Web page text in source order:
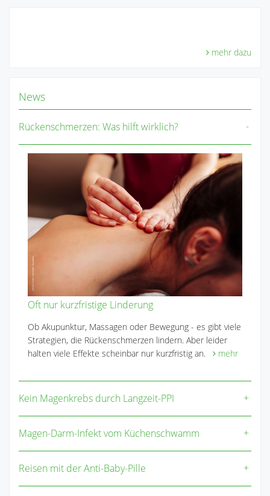
mehr dazu
News
Rückenschmerzen: Was hilft wirklich?
Oft nur kurzfristige Linderung
Ob Akupunktur, Massagen oder Bewegung - es gibt viele
Strategien, die Rückenschmerzen lindern. Aber leider
halten viele Effekte scheinbar nur kurzfristig an.
mehr
Kein Magenkrebs durch Langzeit-PPI
Magen-Darm-Infekt vom Küchenschwamm
Reisen mit der Anti-Baby-Pille